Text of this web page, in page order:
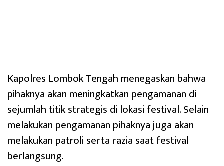
Kapolres Lombok Tengah menegaskan bahwa
pihaknya akan meningkatkan pengamanan di
sejumlah titik strategis di lokasi festival. Selain
melakukan pengamanan pihaknya juga akan
melakukan patroli serta razia saat festival
berlangsung.